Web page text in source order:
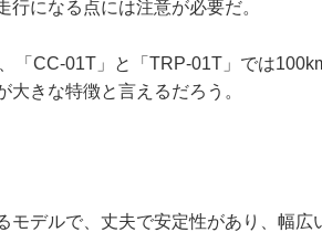
になる点には注意が必要だ。
「CC-01T」と「TRP-01T」では
きな特徴と言えるだろう。
モデルで、丈夫で安定性があり、幅広